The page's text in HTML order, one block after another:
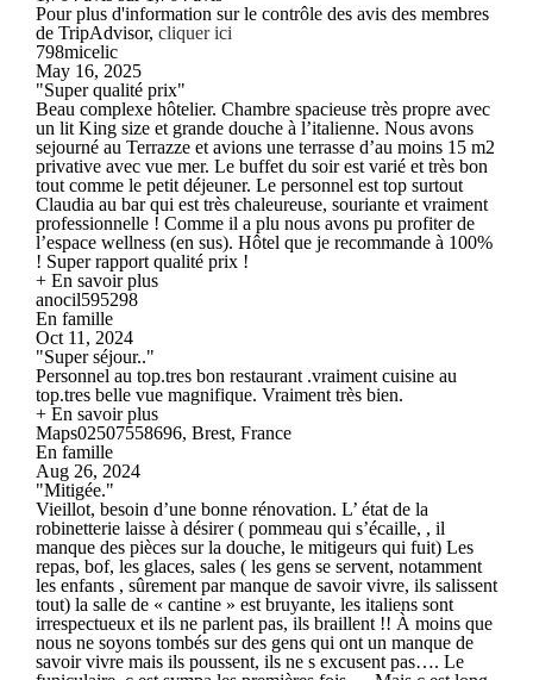
Pour plus d'information sur le contrôle des avis des membres
de TripAdvisor, cliquer ici
798micelic
May 16, 2025
"Super qualité prix"
Beau complexe hôtelier. Chambre spacieuse très propre avec
un lit King size et grande douche à l’italienne. Nous avons
sejourné au Terrazze et avions une terrasse d’au moins 15 m2
privative avec vue mer. Le buffet du soir est varié et très bon
tout comme le petit déjeuner. Le personnel est top surtout
Claudia au bar qui est très chaleureuse, souriante et vraiment
professionnelle ! Comme il a plu nous avons pu profiter de
l’espace wellness (en sus). Hôtel que je recommande à 100%
! Super rapport qualité prix !
+ En savoir plus
anocil595298
En famille
Oct 11, 2024
"Super séjour.."
Personnel au top.tres bon restaurant .vraiment cuisine au
top.tres belle vue magnifique. Vraiment très bien.
+ En savoir plus
Maps02507558696, Brest, France
En famille
Aug 26, 2024
"Mitigée."
Vieillot, besoin d’une bonne rénovation. L’ état de la
robinetterie laisse à désirer ( pommeau qui s’écaille, , il
manque des pièces sur la douche, le mitigeurs qui fuit) Les
repas, bof, les glaces, sales ( les gens se servent, notamment
les enfants , sûrement par manque de savoir vivre, ils salissent
tout) la salle de « cantine » est bruyante, les italiens sont
irrespectueux et ils ne parlent pas, ils braillent !! À moins que
nous ne soyons tombés sur des gens qui ont un manque de
savoir vivre mais ils poussent, ils ne s excusent pas…. Le